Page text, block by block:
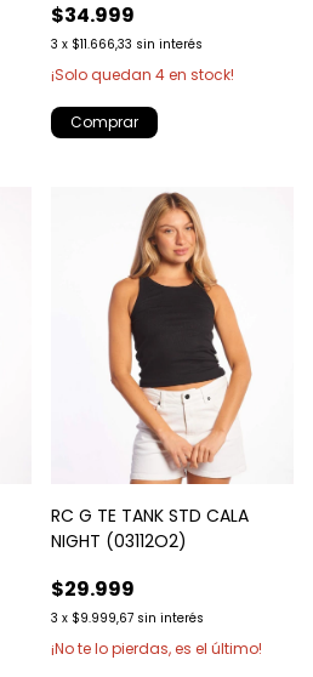
$34.999
3 x $11.666,33 sin interés
¡Solo quedan 4en stock!
Comprar
RC G TE TANK STD CALA
NIGHT (03112O2)
$29.999
3 x $9.999,67 sin interés
¡No te lo pierdas, es el último!